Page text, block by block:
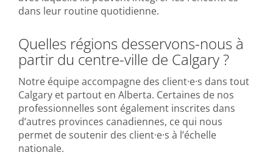
dans leur routine quotidienne.
Quelles régions desservons-nous à
partir du centre-ville de Calgary ?
Notre équipe accompagne des client·e·s dans tout
Calgary et partout en Alberta. Certaines de nos
professionnelles sont également inscrites dans
d’autres provinces canadiennes, ce qui nous
permet de soutenir des client·e·s à l’échelle
nationale.